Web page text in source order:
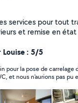
services pour tout
et remise en état
mes services pour
( créations en
et leurs
Louise : 5/5
pour la pose de carrelage
et nous n'aurions pas pu
qui entend vos attentes et